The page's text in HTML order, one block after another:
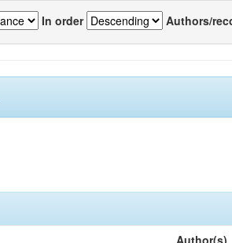
In order Authors/
Author(s)